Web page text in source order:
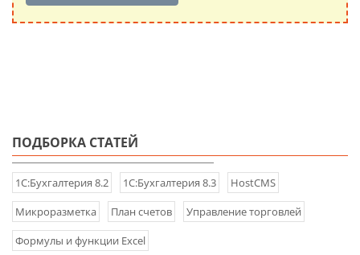
ПОДБОРКА СТАТЕЙ
1С:Бухгалтерия 8.2 1С:Бухгалтерия 8.3
HostCMS
Микроразметка
План счетов
Управление торговлей
Формулы и функции Excel